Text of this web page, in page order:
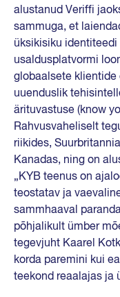
alustanud Veriffi
sammuga, et
üksikisiku
usaldusplatvormi
globaalsete klientide
uuenduslik
ärituvastuse (know
Rahvusvaheliselt
riikides,
Kanadas, ning on
„KYB teenus on
teostatav ja
sammhaaval
põhjalikult ümber
tegevjuht Kaarel
korda paremini kui
teekond reaalajas ja